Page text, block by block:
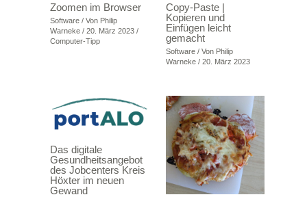
Zoomen im Browser
Software/ Von Philip
Warneke / 20. März 2023 /
Computer-Tipp
Copy-Paste |
Kopieren und
Einfügen leicht
gemacht
Software/ Von Philip
Warneke / 20. März 2023
Das digitale
Gesundheitsangebot
des Jobcenters Kreis
Höxter im neuen
Gewand